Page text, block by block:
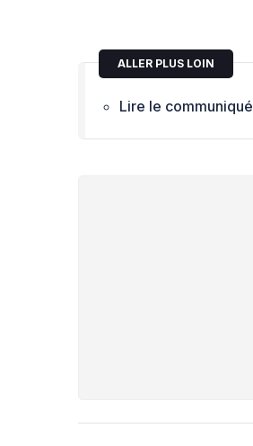
ALLER PLUS LOIN
Lire le communiqué